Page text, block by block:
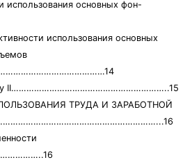
использования основных фон-
использования основных
II……………………………………………………..15
ТРУДА И ЗАРАБОТНОЙ